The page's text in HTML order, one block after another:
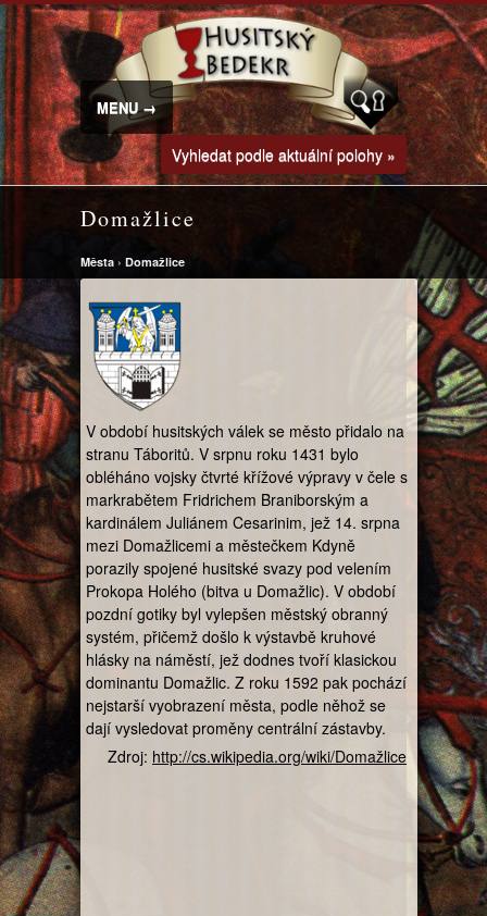
MENU →
Vyhledat podle aktuální polohy »
Domažlice
Města › Domažlice
V období husitských válek se město přidalo na
stranu Táboritů. V srpnu roku 1431 bylo
obléháno vojsky čtvrté křížové výpravy v čele s
markrabětem Fridrichem Braniborským a
kardinálem Juliánem Cesarinim, jež 14. srpna
mezi Domažlicemi a městečkem Kdyně
porazily spojené husitské svazy pod velením
Prokopa Holého (bitva u Domažlic). V období
pozdní gotiky byl vylepšen městský obranný
systém, přičemž došlo k výstavbě kruhové
hlásky na náměstí, jež dodnes tvoří klasickou
dominantu Domažlic. Z roku 1592 pak pochází
nejstarší vyobrazení města, podle něhož se
dají vysledovat proměny centrální zástavby.
Zdroj: http://cs.wikipedia.org/wiki/Domažlice